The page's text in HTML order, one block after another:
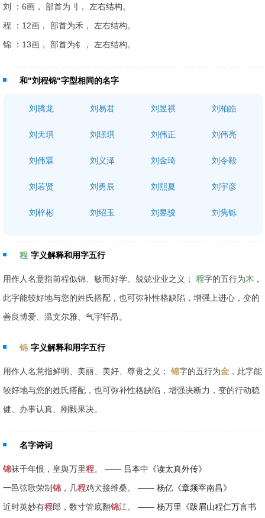
刘 ：6画， 部首为刂， 左右结构。
程 ：12画， 部首为禾， 左右结构。
锦 ：13画， 部首为钅， 左右结构。
和"刘程锦"字型相同的名字
刘腾龙 刘易君 刘昱祺 刘柏皓
刘天琪 刘璟琪 刘伟正 刘伟亮
刘伟霖 刘义泽 刘金琦 刘令毅
刘若贤 刘勇辰 刘熙夏 刘宇彦
刘梓彬 刘绍玉 刘昱骏 刘隽铄
程 字义解释和用字五行
用作人名意指前程似锦、敏而好学、兢兢业业之义； 程字的五行为木 ，
此字能较好地与您的姓氏搭配，也可弥补性格缺陷，增强上进心，变的
善良博爱、温文尔雅、气宇轩昂。
锦 字义解释和用字五行
用作人名意指鲜明、美丽、美好、尊贵之义； 锦字的五行为金 ，此字能
较好地与您的姓氏搭配，也可弥补性格缺陷，增强决断力，变的行动稳
健、办事认真、刚毅果决。
名字诗词
锦袜千年恨，皇舆万里程。
—— 吕本中《读太真外传》
一邑弦歌荣制锦 ，几程鸡犬接维桑。
—— 杨亿《章频宰南昌》
近时英妙有程郎，数寸管底翻锦江。
—— 杨万里《跋眉山程仁万言书